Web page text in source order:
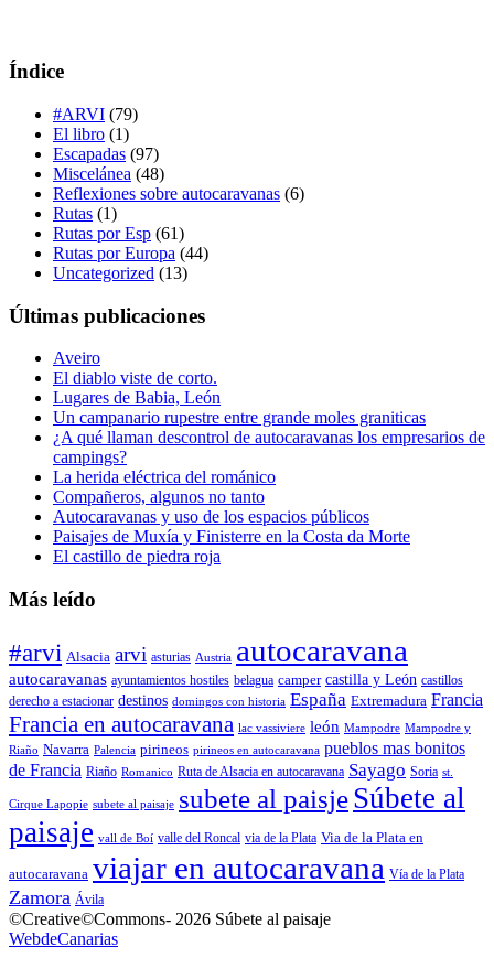
Índice
#ARVI (79)
El libro (1)
Escapadas (97)
Miscelánea (48)
Reflexiones sobre autocaravanas (6)
Rutas (1)
Rutas por Esp (61)
Rutas por Europa (44)
Uncategorized (13)
Últimas publicaciones
Aveiro
El diablo viste de corto.
Lugares de Babia, León
Un campanario rupestre entre grande moles graniticas
¿A qué llaman descontrol de autocaravanas los empresarios de
campings?
La herida eléctrica del románico
Compañeros, algunos no tanto
Autocaravanas y uso de los espacios públicos
Paisajes de Muxía y Finisterre en la Costa da Morte
El castillo de piedra roja
Más leído
#arvi Alsacia arvi asturias Austria autocaravana
autocaravanas ayuntamientos hostiles belagua camper castilla y León castillos
derecho a estacionar destinos domingos con historia España Extremadura Francia
Francia en autocaravana lac vassiviere león Mampodre Mampodre y
Riaño Navarra Palencia pirineos pirineos en autocaravana pueblos mas bonitos
de Francia Riaño Romanico Ruta de Alsacia en autocaravana Sayago Soria st.
Cirque Lapopie subete al paisaje subete al paisjeSúbete al
paisaje vall de Boí valle del Roncal via de la Plata Via de la Plata en
autocaravana viajar en autocaravana Vía de la Plata
Zamora Ávila
©Creative©Commons- 2026 Súbete al paisaje
WebdeCanarias